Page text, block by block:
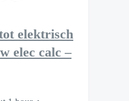
elektrisch
elec calc –